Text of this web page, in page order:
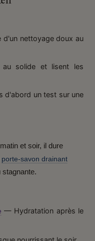
d'un nettoyage doux au
solide et lisent les
d'abord un test sur une
et soir, il dure
porte-savon drainant
stagnante.
— Hydratation après le